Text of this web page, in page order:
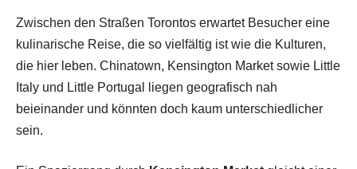
Zwischen den Straßen Torontos erwartet Besucher eine
kulinarische Reise, die so vielfältig ist wie die Kulturen,
die hier leben. Chinatown, Kensington Market sowie Little
Italy und Little Portugal liegen geografisch nah
beieinander und könnten doch kaum unterschiedlicher
sein.